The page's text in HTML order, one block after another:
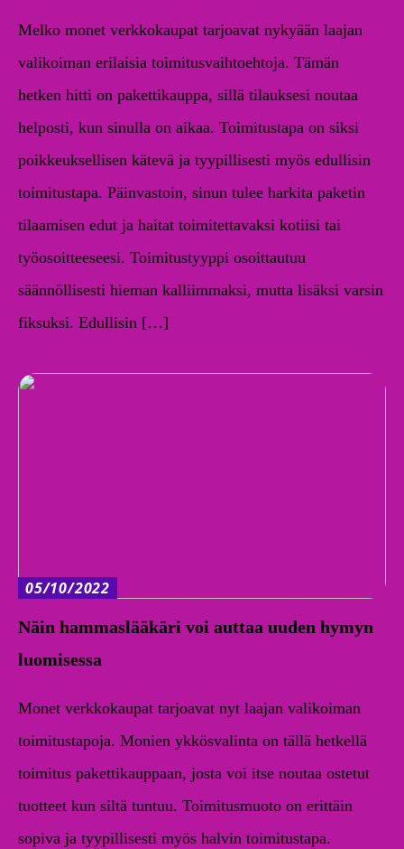
Melko monet verkkokaupat tarjoavat nykyään laajan
valikoiman erilaisia toimitusvaihtoehtoja. Tämän
hetken hitti on pakettikauppa, sillä tilauksesi noutaa
helposti, kun sinulla on aikaa. Toimitustapa on siksi
poikkeuksellisen kätevä ja tyypillisesti myös edullisin
toimitustapa. Päinvastoin, sinun tulee harkita paketin
tilaamisen edut ja haitat toimitettavaksi kotiisi tai
työosoitteeseesi. Toimitustyyppi osoittautuu
säännöllisesti hieman kalliimmaksi, mutta lisäksi varsin
fiksuksi. Edullisin […]
05/10/2022
Näin hammaslääkäri voi auttaa uuden hymyn
luomisessa
Monet verkkokaupat tarjoavat nyt laajan valikoiman
toimitustapoja. Monien ykkösvalinta on tällä hetkellä
toimitus pakettikauppaan, josta voi itse noutaa ostetut
tuotteet kun siltä tuntuu. Toimitusmuoto on erittäin
sopiva ja tyypillisesti myös halvin toimitustapa.